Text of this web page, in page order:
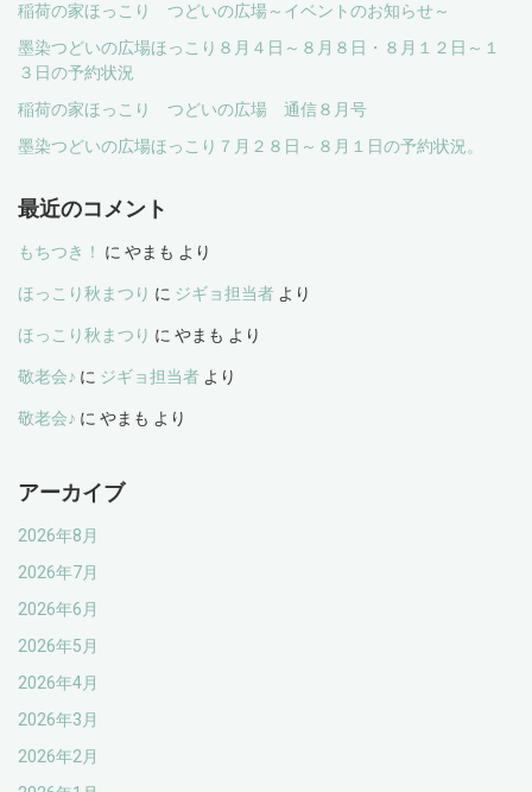
稲荷の家ほっこり つどいの広場～イベントのお知らせ～
墨染つどいの広場ほっこり８月４日～８月８日・８月１２日～１
３日の予約状況
稲荷の家ほっこり つどいの広場 通信８月号
墨染つどいの広場ほっこり７月２８日～８月１日の予約状況。
最近のコメント
もちつき！ に やまも より
ほっこり秋まつり に ジギョ担当者 より
ほっこり秋まつり に やまも より
敬老会♪ に ジギョ担当者 より
敬老会♪ に やまも より
アーカイブ
2026年8月
2026年7月
2026年6月
2026年5月
2026年4月
2026年3月
2026年2月